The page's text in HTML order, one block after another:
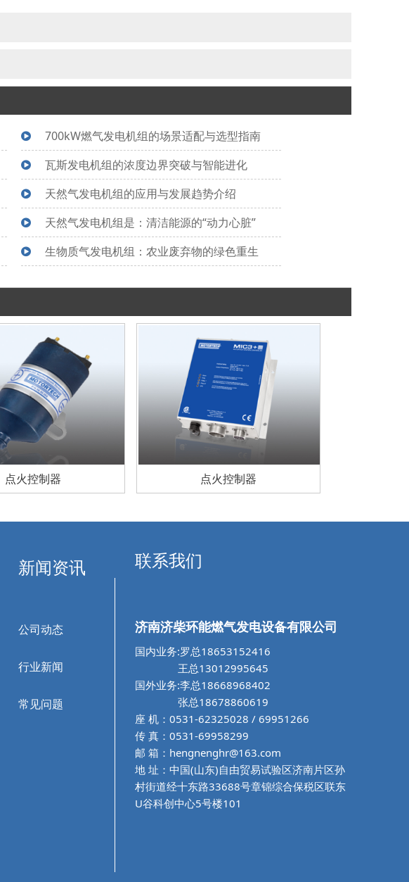
700kW燃气发电机组的场景适配与选型指南
瓦斯发电机组的浓度边界突破与智能进化
天然气发电机组的应用与发展趋势介绍
天然气发电机组是：清洁能源的“动力心脏”
生物质气发电机组：农业废弃物的绿色重生
新闻资讯
公司动态
行业新闻
常见问题
联系我们
济南济柴环能燃气发电设备有限公司
国内业务:罗总18653152416
王总13012995645
国外业务:李总18668968402
张总18678860619
座 机：0531-62325028 / 69951266
传 真：0531-69958299
邮 箱：hengnenghr@163.com
地 址：中国(山东)自由贸易试验区济南片区孙
村街道经十东路33688号章锦综合保税区联东
U谷科创中心5号楼101